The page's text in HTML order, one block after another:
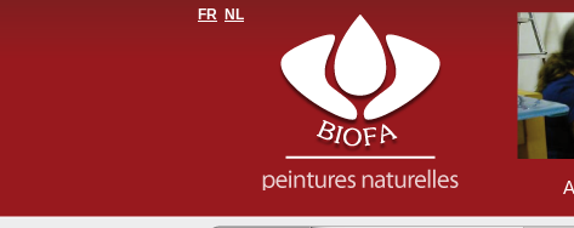
FR NL